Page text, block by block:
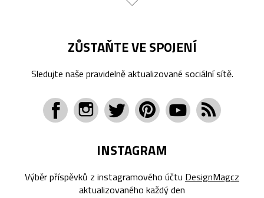
ZŮSTAŇTE VE SPOJENÍ
Sledujte naše pravidelně aktualizované sociální sítě.
INSTAGRAM
Výběr příspěvků z instagramového účtu DesignMagcz
aktualizovaného každý den